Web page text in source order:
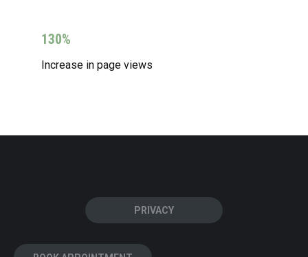
130%
Increase in page views
PRIVACY